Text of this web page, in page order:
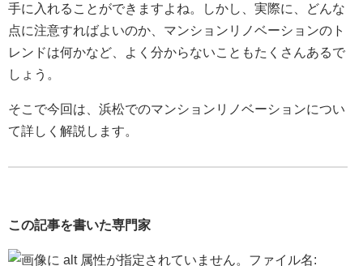
手に入れることができますよね。しかし、実際に、どんな
点に注意すればよいのか、マンションリノベーションのト
レンドは何かなど、よく分からないこともたくさんあるで
しょう。
そこで今回は、浜松でのマンションリノベーションについ
て詳しく解説します。
この記事を書いた専門家